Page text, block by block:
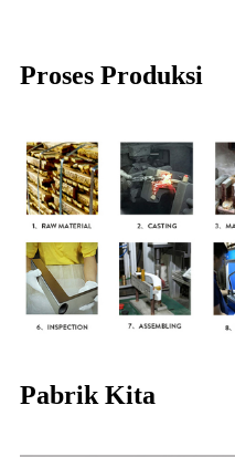
Proses Produksi
Pabrik Kita